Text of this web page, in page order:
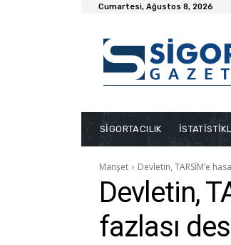
Cumartesi, Ağustos 8, 2026
SİGORTACILIK
Manşet Devletin, TARSİM’e
Devletin,
fazlası